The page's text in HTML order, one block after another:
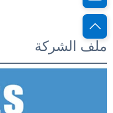
ملف الشركة